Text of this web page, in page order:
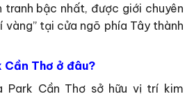
tranh bậc nhất, được giới chuyên
vàng” tại cửa ngõ phía Tây thành
Thơ ở đâu?
Park Cần Thơ sở hữu vị trí kim